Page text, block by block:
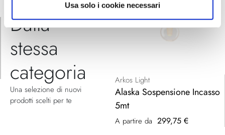
Usa solo i cookie necessari
Dalla
stessa
categoria
Una selezione di nuovi
prodotti scelti per te
Arkos Light
Alaska Sospensione Incasso
5mt
A partire da 299,75 €